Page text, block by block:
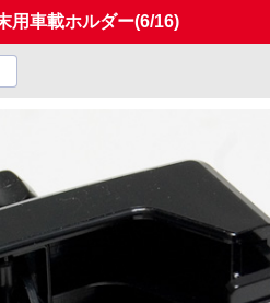
用車載ホルダー(6/16)